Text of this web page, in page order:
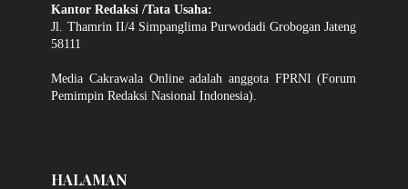
Kantor Redaksi /Tata Usaha:
Jl. Thamrin II/4 Simpanglima Purwodadi Grobogan Jateng
58111
Media Cakrawala Online adalah anggota FPRNI (Forum
Pemimpin Redaksi Nasional Indonesia).
HALAMAN